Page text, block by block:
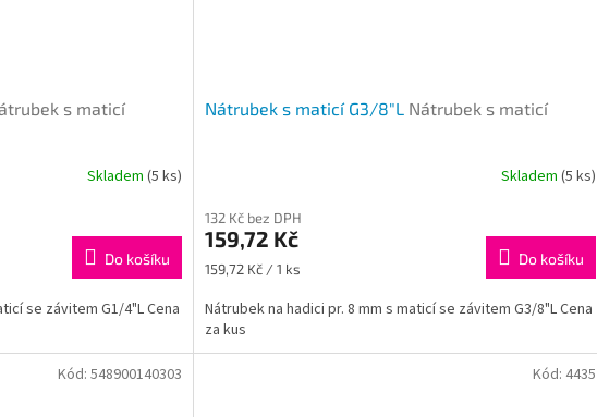
s maticí
Skladem(5 ks)
Do košíku
se závitem G1/4"L Cena
Nátrubek s maticí G3/8"L Nátrubek s maticí
Skladem (5 ks)
132 Kč bez DPH
159,72 Kč
Měrná
159,72 Kč / 1 ks
Do košíku
Nátrubek na hadici pr. 8 mm s maticí se závitem G3/8"L Cena
za kus
Kód:548900140303 Kód: 4435